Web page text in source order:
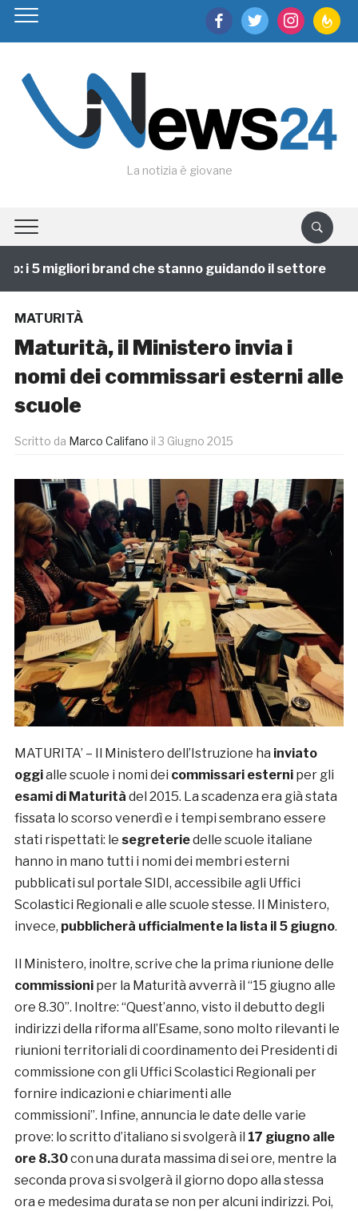
facebooktwitter instagram
La notizia è giovane
i 5 migliori brand che stanno guidando il settore
MATURITÀ
Maturità, il Ministero invia i
nomi dei commissari esterni alle
scuole
Scritto da Marco Califano il 3 Giugno 2015
MATURITA’ – Il Ministero dell’Istruzione ha inviato
oggialle scuole i nomi dei commissari esterniper gli
esami di Maturità del 2015. La scadenza era già stata
fissata lo scorso venerdì e i tempi sembrano essere
stati rispettati: le segreteriedelle scuole italiane
hanno in mano tutti i nomi dei membri esterni
pubblicati sul portale SIDI, accessibile agli Uffici
Scolastici Regionali e alle scuole stesse. Il Ministero,
invece, pubblicherà ufficialmente la lista il 5 giugno.
Il Ministero, inoltre, scrive che la prima riunione delle
commissioniper la Maturità avverrà il “15 giugno alle
ore 8.30”. Inoltre: “Quest’anno, visto il debutto degli
indirizzi della riforma all’Esame, sono molto rilevanti le
riunioni territoriali di coordinamento dei Presidenti di
commissione con gli Uffici Scolastici Regionali per
fornire indicazioni e chiarimenti alle
commissioni”. Infine, annuncia le date delle varie
prove: lo scritto d’italiano si svolgerà il 17 giugno alle
ore 8.30con una durata massima di sei ore, mentre la
seconda prova si svolgerà il giorno dopo alla stessa
ora e medesima durata se non per alcuni indirizzi. Poi,